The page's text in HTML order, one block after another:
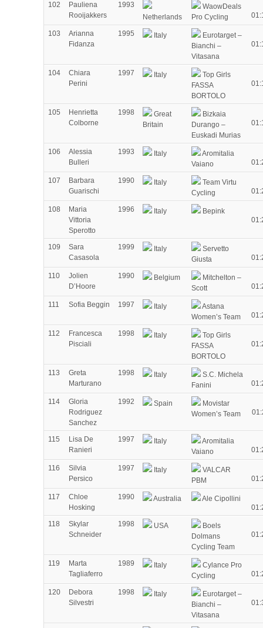
102
Pauliena
Rooijakkers
1993
Netherlands
WaowDeals
Pro Cycling
103
Arianna
Fidanza
1995 Italy
Eurotarget –
Bianchi –
Vitasana
104
Chiara
Perini
1997 Italy
Top Girls
FASSA
BORTOLO
105
Henrietta
Colborne
1998
Great
Britain
Bizkaia
Durango –
Euskadi Murias
106
Alessia
Bulleri
1993 Italy
Aromitalia
Vaiano
107
Barbara
Guarischi
1990 Italy
Team Virtu
Cycling
108
Maria
Vittoria
Sperotto
1996 Italy
Bepink
109
Sara
Casasola
1999 Italy
Servetto
Giusta
110
Jolien
D’Hoore
1990 Belgium
Mitchelton –
Scott
111 Sofia Beggin 1997 Italy
Astana
Women’s Team
112
Francesca
Pisciali
1998 Italy
Top Girls
FASSA
BORTOLO
113
Greta
Marturano
1998 Italy
S.C. Michela
Fanini
114
Gloria
Rodriguez
Sanchez
1992 Spain
Movistar
Women’s Team
115
Lisa De
Ranieri
1997 Italy
Aromitalia
Vaiano
116
Silvia
Persico
1997 Italy
VALCAR
PBM
117
Chloe
Hosking
1990 Australia
Ale Cipollini
118
Skylar
Schneider
1998 USA
Boels
Dolmans
Cycling Team
119
Marta
Tagliaferro
1989 Italy
Cylance Pro
Cycling
120
Debora
Silvestri
1998 Italy
Eurotarget –
Bianchi –
Vitasana